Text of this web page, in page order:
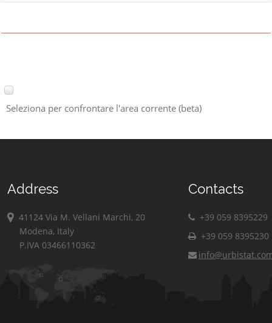
Seleziona per confrontare l'area corrente (beta)
Address
41124 Via M. Vellani Marchi, 20
Modena, Italy
P.IVA 03466110362
Contacts
+39 059 8395229
+39 059 8395230